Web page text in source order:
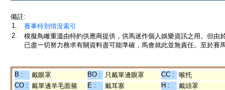
備註:
1.
賽事特別情況索引
2.
模擬鳥瞰重溫由特約供應商提供，供馬迷作個人娛樂資訊之用。但
已盡一切努力務求有關資料盡可能準確，馬會就此並無責任。至於賽
B : 戴眼罩 BO : 只戴單邊眼罩 CC :
喉托
CO : 戴單邊羊毛面箍 E : 戴耳塞 H :
戴頭罩